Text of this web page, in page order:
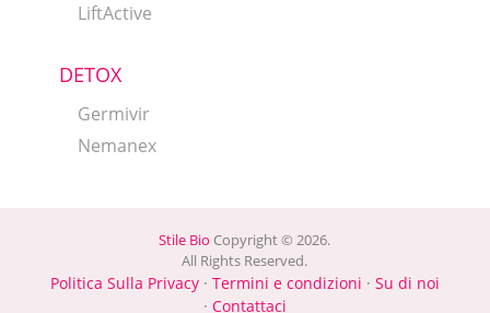
LiftActive
DETOX
Germivir
Nemanex
Stile Bio Copyright © 2026.
All Rights Reserved.
Politica Sulla Privacy· Termini e condizioni · Su di noi
· Contattaci